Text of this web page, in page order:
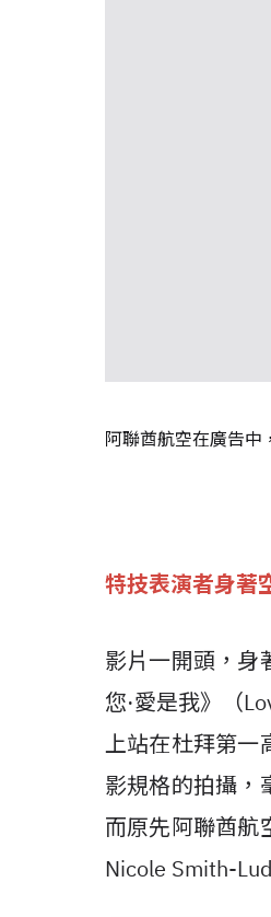
阿聯酋航空在廣告中
特技表演者身著
影片一開頭，身
您·愛是我》（
上站在杜拜第一
影規格的拍攝，
而原先阿聯酋航
Nicole Smith-